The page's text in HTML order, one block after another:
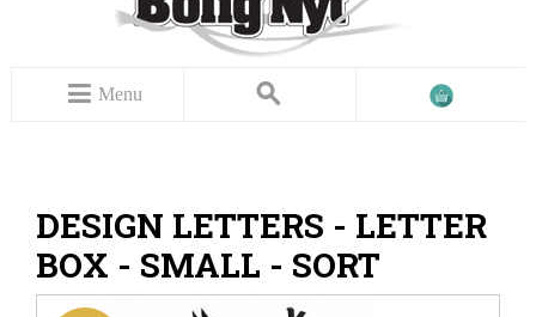
Menu
DESIGN LETTERS - LETTER
BOX - SMALL - SORT